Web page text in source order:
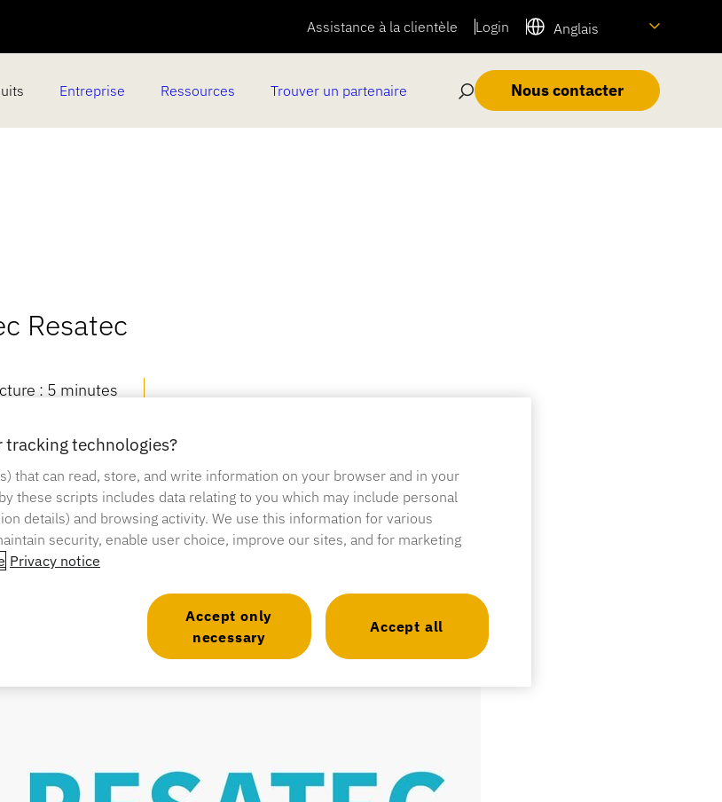
Assistance à la clientèle Login Anglais
Entreprise Ressources Trouver un partenaire Nous contacter
Resatec
: 5 minutes
tracking technologies?
that can read, store, and write information on your browser and in your
these scripts includes data relating to you which may include personal
details) and browsing activity. We use this information for various
security, enable user choice, improve our sites, and for marketing
Privacy notice
Accept only
necessary
Accept all